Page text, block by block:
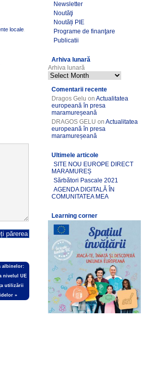
locale
albinelor:
nivelul UE
utilizării
»
Newsletter
Noutăţi
Noutăți PIE
Programe de finanţare
Publicatii
Arhiva lunară
Arhiva lunară
Comentarii recente
Dragos Gelu onActualitatea
europeană în presa
maramureșeană
DRAGOS GELU onActualitatea
europeană în presa
maramureșeană
Ultimele articole
SITE NOU EUROPE DIRECT
MARAMUREȘ
Sărbători Pascale 2021
AGENDA DIGITALĂ ÎN
COMUNITATEA MEA
Learning corner